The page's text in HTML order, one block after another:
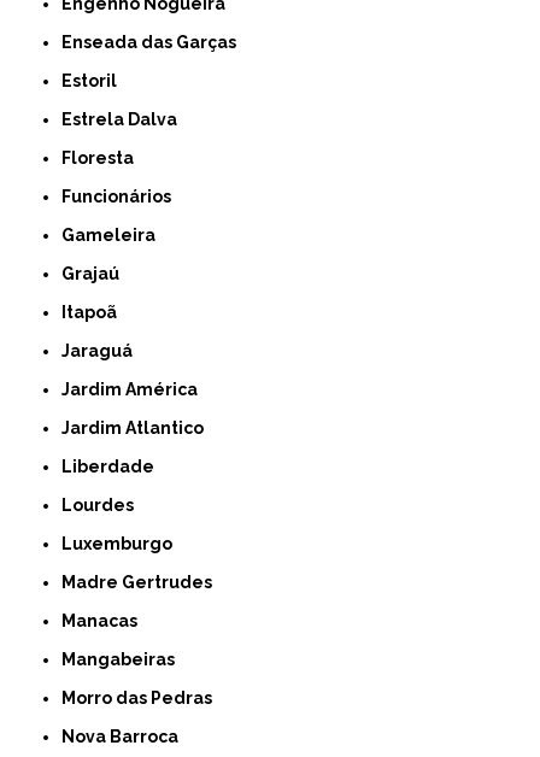
Enseada das Garças
Estoril
Estrela Dalva
Floresta
Funcionários
Gameleira
Grajaú
Itapoã
Jaraguá
Jardim América
Jardim Atlantico
Liberdade
Lourdes
Luxemburgo
Madre Gertrudes
Manacas
Mangabeiras
Morro das Pedras
Nova Barroca